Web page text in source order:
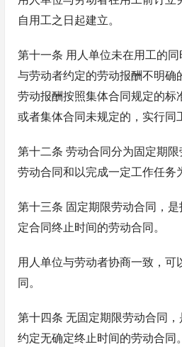
自用工之日起建立。
第十一条 用人单位未在用工的同
与劳动者约定的劳动报酬不明确
劳动报酬按照集体合同规定的标
或者集体合同未规定的，实行同
第十二条 劳动合同分为固定期
劳动合同和以完成一定工作任务
第十三条 固定期限劳动合同，
定合同终止时间的劳动合同。
用人单位与劳动者协商一致，可
同。
第十四条 无固定期限劳动合同
约定无确定终止时间的劳动合同。